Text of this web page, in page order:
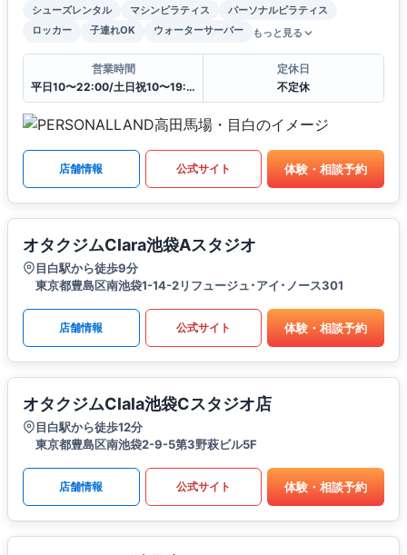
シューズレンタル マシンピラティス
パーソナルピラティス
ロッカー
子連れOK ウォーターサーバー もっと見る
営業時間
平日10〜22:00/土日祝10〜19:00
定休日
不定休
店舗情報 公式サイト 体験・相談予約
オタクジムClara池袋Aスタジオ
目白駅から徒歩9分
東京都豊島区南池袋1-14-2リフュージュ･アイ･ノース301
店舗情報 公式サイト 体験・相談予約
オタクジムClala池袋Cスタジオ店
目白駅から徒歩12分
東京都豊島区南池袋2-9-5第3野萩ビル5F
店舗情報 公式サイト 体験・相談予約